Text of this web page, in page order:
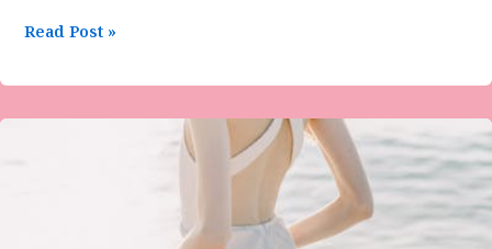
Read Post »